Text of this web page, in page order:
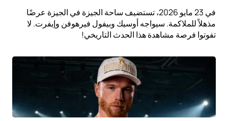
في 23 مايو 2026، تستضيف ساحة الجيزة في الجيزة عرضًا
مذهلاً للملاكمة. سيواجه أوسيك وبيفول فيرهوفن وإيفرت. لا
تفوتوا فرصة مشاهدة هذا الحدث التاريخي!